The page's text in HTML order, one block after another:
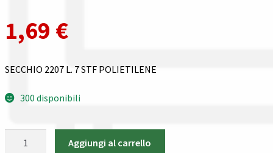
Privacy policy
Confronta
Confronta
I nostri negozi
1,69 €
SECCHIO 2207 L. 7 STF POLIETILENE
300 disponibili
Aggiungi al carrello